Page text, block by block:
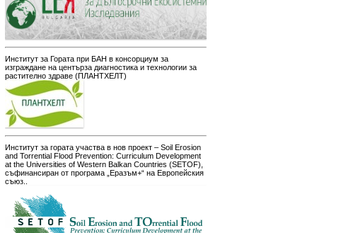
Институт за Гората при БАН в консорциум за
изграждане на центърза диагностика и технологии за
растително здраве (ПЛАНТХЕЛТ)
Институт за гората участва в нов проект – Soil Erosion
and Torrential Flood Prevention: Curriculum Development
at the Universities of Western Balkan Countries (SETOF),
съфинансиран от програма „Еразъм+“ на Европейския
съюз..